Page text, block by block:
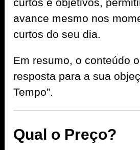
avance mesmo nos
curtos do seu dia.
Em resumo, o conteúdo
resposta para a sua
Tempo”.
Qual o Preço?